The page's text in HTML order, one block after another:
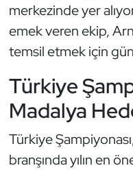
merkezinde yer
emek veren ekip,
temsil etmek için
Türkiye
Madalya
Türkiye
branşında yılın en
Halter
Hava Sporları
Hentbol
İşitme Engelli
Judo ve Kuraş